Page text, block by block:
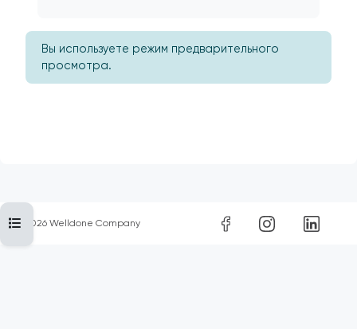
Открыть оглавление курса
Вы используете режим предварительного
просмотра.
2026 Welldone Company